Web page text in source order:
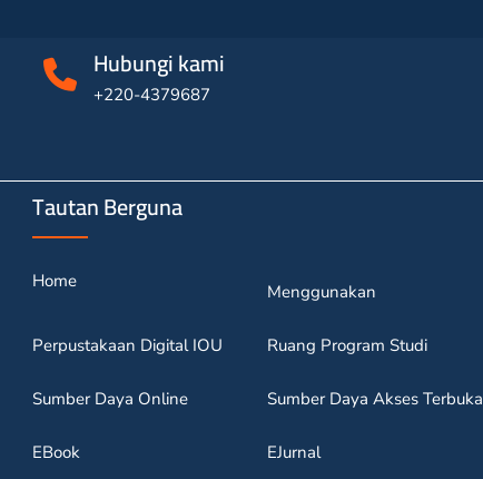
Hubungi kami
+220-4379687
Tautan Berguna
Home Menggunakan
Perpustakaan Digital IOU Ruang Program Studi
Sumber Daya Online Sumber Daya Akses Terbuka
EBook EJurnal